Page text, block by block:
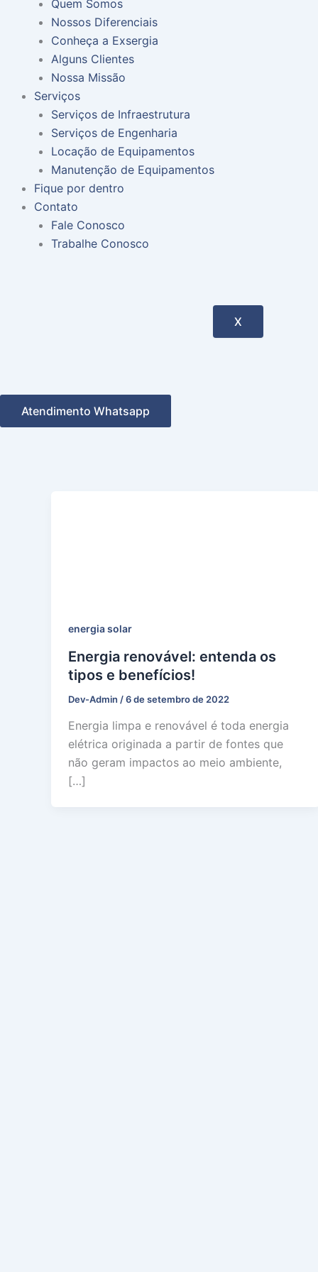
a
m
n
Quem Somos
Nossos Diferenciais
Conheça a Exsergia
Alguns Clientes
Nossa Missão
Serviços
Serviços de Infraestrutura
Serviços de Engenharia
Locação de Equipamentos
Manutenção de Equipamentos
Fique por dentro
Contato
Fale Conosco
Trabalhe Conosco
X
Atendimento Whatsapp
energia solar
Energia renovável: entenda os
tipos e benefícios!
Dev-Admin /6 de setembro de 2022
Energia limpa e renovável é toda energia
elétrica originada a partir de fontes que
não geram impactos ao meio ambiente,
[…]